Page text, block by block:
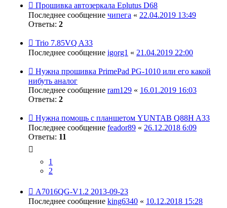
Прошивка автозеркала Eplutus D68
Последнее сообщение чипега « 22.04.2019 13:49
Ответы: 2
Trio 7.85VQ A33
Последнее сообщение igorg1 « 21.04.2019 22:00
Нужна прошивка PrimePad PG-1010 или его какой
нибуть аналог
Последнее сообщение ram129 « 16.01.2019 16:03
Ответы: 2
Нужна помощь с планшетом YUNTAB Q88H A33
Последнее сообщение feador89 « 26.12.2018 6:09
Ответы: 11
1
2
A7016QG-V1.2 2013-09-23
Последнее сообщение king6340 « 10.12.2018 15:28